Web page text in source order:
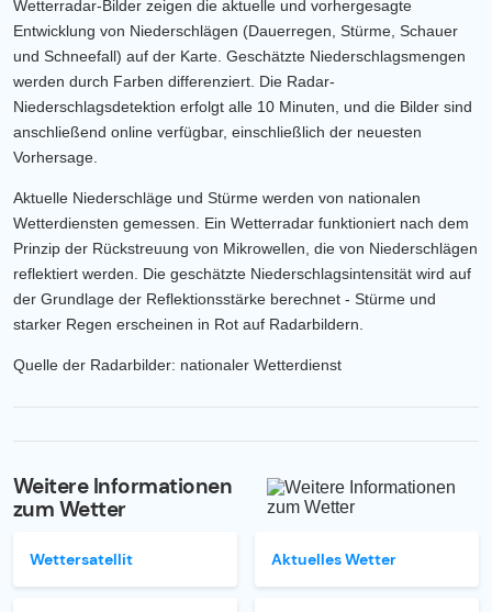
Wetterradar-Bilder zeigen die aktuelle und vorhergesagte
Entwicklung von Niederschlägen (Dauerregen, Stürme, Schauer
und Schneefall) auf der Karte. Geschätzte Niederschlagsmengen
werden durch Farben differenziert. Die Radar-
Niederschlagsdetektion erfolgt alle 10 Minuten, und die Bilder sind
anschließend online verfügbar, einschließlich der neuesten
Vorhersage.
Aktuelle Niederschläge und Stürme werden von nationalen
Wetterdiensten gemessen. Ein Wetterradar funktioniert nach dem
Prinzip der Rückstreuung von Mikrowellen, die von Niederschlägen
reflektiert werden. Die geschätzte Niederschlagsintensität wird auf
der Grundlage der Reflektionsstärke berechnet - Stürme und
starker Regen erscheinen in Rot auf Radarbildern.
Quelle der Radarbilder: nationaler Wetterdienst
Weitere Informationen
zum Wetter
Wettersatellit Aktuelles Wetter